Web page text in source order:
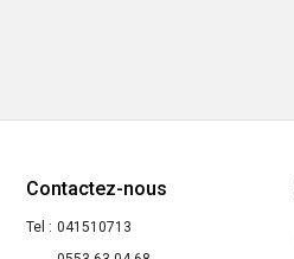
Contactez-nous
Tel : 041510713